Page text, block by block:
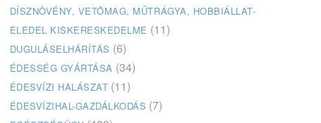
DÍSZNÖVÉNY, VETŐMAG, MŰTRÁGYA, HOBBIÁLLAT-
ELEDEL KISKERESKEDELME (11)
DUGULÁSELHÁRÍTÁS (6)
ÉDESSÉG GYÁRTÁSA (34)
ÉDESVÍZI HALÁSZAT (11)
ÉDESVÍZIHAL-GAZDÁLKODÁS (7)